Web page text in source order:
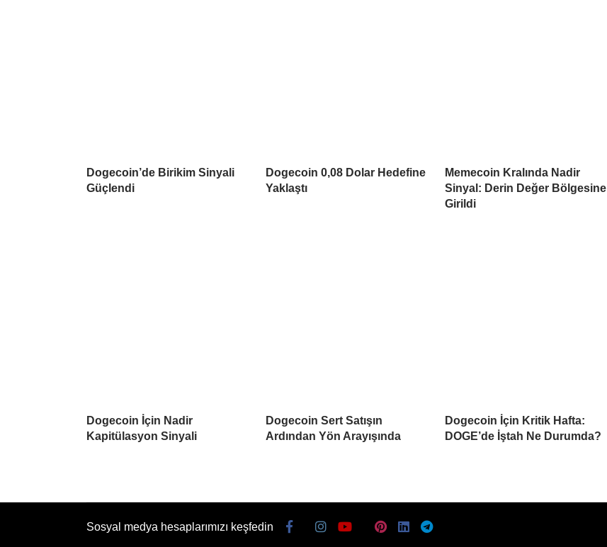
Dogecoin’de Birikim Sinyali
Güçlendi
Dogecoin 0,08 Dolar Hedefine
Yaklaştı
Memecoin Kralında Nadir
Sinyal: Derin Değer Bölgesine
Girildi
Dogecoin İçin Nadir
Kapitülasyon Sinyali
Dogecoin Sert Satışın
Ardından Yön Arayışında
Dogecoin İçin Kritik Hafta:
DOGE’de İştah Ne Durumda?
Sosyal medya hesaplarımızı keşfedin